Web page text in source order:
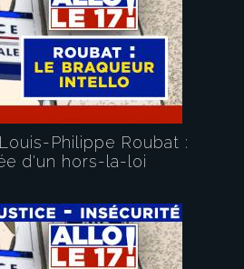
Philippe Roubat :
d'un hors-la-loi